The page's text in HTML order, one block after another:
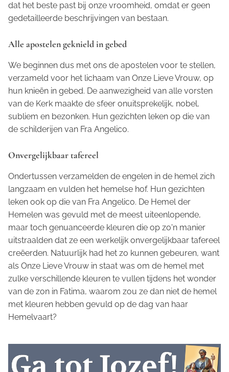
dat het beste past bij onze vroomheid, omdat er geen
gedetailleerde beschrijvingen van bestaan.
Alle apostelen geknield in gebed
We beginnen dus met ons de apostelen voor te stellen,
verzameld voor het lichaam van Onze Lieve Vrouw, op
hun knieën in gebed. De aanwezigheid van alle vorsten
van de Kerk maakte de sfeer onuitsprekelijk, nobel,
subliem en bezonken. Hun gezichten leken op die van
de schilderijen van Fra Angelico.
Onvergelijkbaar tafereel
Ondertussen verzamelden de engelen in de hemel zich
langzaam en vulden het hemelse hof. Hun gezichten
leken ook op die van Fra Angelico. De Hemel der
Hemelen was gevuld met de meest uiteenlopende,
maar toch genuanceerde kleuren die op zo'n manier
uitstraalden dat ze een werkelijk onvergelijkbaar tafereel
creëerden. Natuurlijk had het zo kunnen gebeuren, want
als Onze Lieve Vrouw in staat was om de hemel met
zulke verschillende kleuren te vullen tijdens het wonder
van de zon in Fatima, waarom zou ze dan niet de hemel
met kleuren hebben gevuld op de dag van haar
Hemelvaart?